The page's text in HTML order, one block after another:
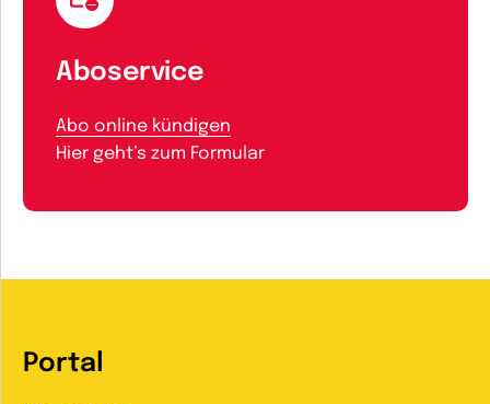
Aboservice
Abo online kündigen
Hier geht’s zum Formular
Portal